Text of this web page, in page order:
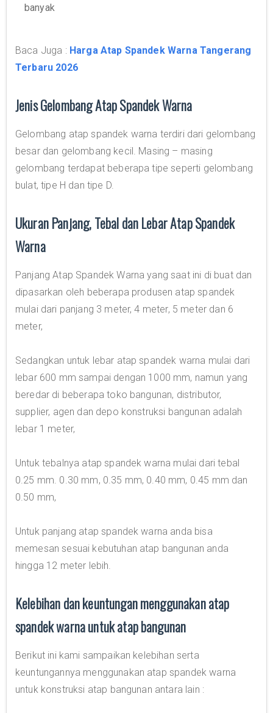
banyak
Baca Juga : Harga Atap Spandek Warna Tangerang
Terbaru 2026
Jenis Gelombang Atap Spandek Warna
Gelombang atap spandek warna terdiri dari gelombang
besar dan gelombang kecil. Masing – masing
gelombang terdapat beberapa tipe seperti gelombang
bulat, tipe H dan tipe D.
Ukuran Panjang, Tebal dan Lebar Atap Spandek
Warna
Panjang Atap Spandek Warna yang saat ini di buat dan
dipasarkan oleh beberapa produsen atap spandek
mulai dari panjang 3 meter, 4 meter, 5 meter dan 6
meter,
Sedangkan untuk lebar atap spandek warna mulai dari
lebar 600 mm sampai dengan 1000 mm, namun yang
beredar di beberapa toko bangunan, distributor,
supplier, agen dan depo konstruksi bangunan adalah
lebar 1 meter,
Untuk tebalnya atap spandek warna mulai dari tebal
0.25 mm. 0.30 mm, 0.35 mm, 0.40 mm, 0.45 mm dan
0.50 mm,
Untuk panjang atap spandek warna anda bisa
memesan sesuai kebutuhan atap bangunan anda
hingga 12 meter lebih.
Kelebihan dan keuntungan menggunakan atap
spandek warna untuk atap bangunan
Berikut ini kami sampaikan kelebihan serta
keuntungannya menggunakan atap spandek warna
untuk konstruksi atap bangunan antara lain :